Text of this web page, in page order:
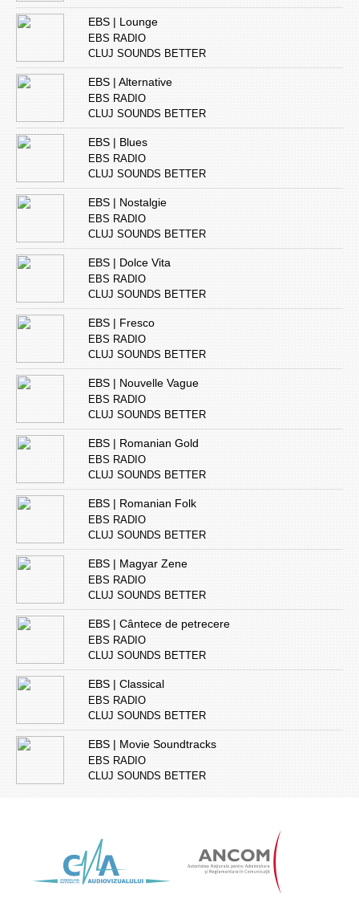
EBS | Lounge
EBS RADIO
CLUJ SOUNDS BETTER
EBS | Alternative
EBS RADIO
CLUJ SOUNDS BETTER
EBS | Blues
EBS RADIO
CLUJ SOUNDS BETTER
EBS | Nostalgie
EBS RADIO
CLUJ SOUNDS BETTER
EBS | Dolce Vita
EBS RADIO
CLUJ SOUNDS BETTER
EBS | Fresco
EBS RADIO
CLUJ SOUNDS BETTER
EBS | Nouvelle Vague
EBS RADIO
CLUJ SOUNDS BETTER
EBS | Romanian Gold
EBS RADIO
CLUJ SOUNDS BETTER
EBS | Romanian Folk
EBS RADIO
CLUJ SOUNDS BETTER
EBS | Magyar Zene
EBS RADIO
CLUJ SOUNDS BETTER
EBS | Cântece de petrecere
EBS RADIO
CLUJ SOUNDS BETTER
EBS | Classical
EBS RADIO
CLUJ SOUNDS BETTER
EBS | Movie Soundtracks
EBS RADIO
CLUJ SOUNDS BETTER